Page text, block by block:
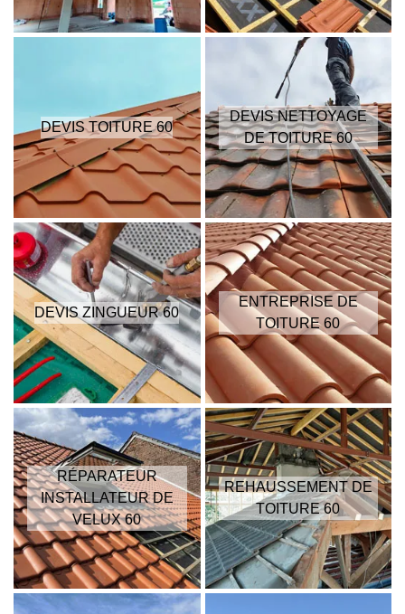
DEVIS TOITURE 60
DEVIS NETTOYAGE
DE TOITURE 60
DEVIS ZINGUEUR 60
ENTREPRISE DE
TOITURE 60
RÉPARATEUR
INSTALLATEUR DE
VELUX 60
REHAUSSEMENT DE
TOITURE 60